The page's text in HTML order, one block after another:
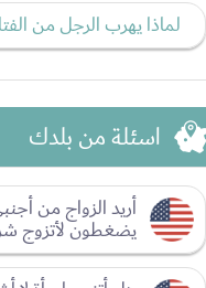
لماذا يهرب الرجل من
اسئلة من بلدك
أريد الزواج من
يضغطون لأتزوج